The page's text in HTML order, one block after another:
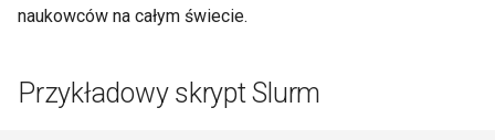
naukowców na całym świecie.
Przykładowy skrypt Slurm